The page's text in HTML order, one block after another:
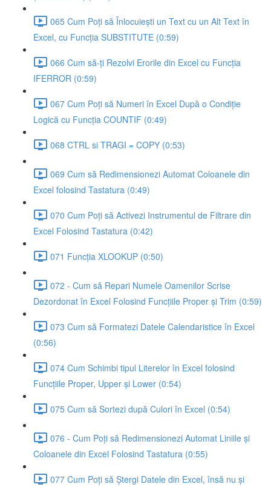
065 Cum Poți să Înlocuiești un Text cu un Alt Text în
Excel, cu Funcția SUBSTITUTE (0:59)
066 Cum să-ți Rezolvi Erorile din Excel cu Funcția
IFERROR (0:59)
067 Cum Poți să Numeri în Excel După o Condiție
Logică cu Funcția COUNTIF (0:49)
068 CTRL si TRAGI = COPY (0:53)
069 Cum să Redimensionezi Automat Coloanele din
Excel folosind Tastatura (0:49)
070 Cum Poți să Activezi Instrumentul de Filtrare din
Excel Folosind Tastatura (0:42)
071 Funcția XLOOKUP (0:50)
072 - Cum să Repari Numele Oamenilor Scrise
Dezordonat în Excel Folosind Funcțiile Proper și Trim (0:59)
073 Cum să Formatezi Datele Calendaristice în Excel
(0:56)
074 Cum Schimbi tipul Literelor în Excel folosind
Funcțiile Proper, Upper și Lower (0:54)
075 Cum să Sortezi după Culori în Excel (0:54)
076 - Cum Poți să Redimensionezi Automat Liniile și
Coloanele din Excel Folosind Tastatura (0:55)
077 Cum Poți să Ștergi Datele din Excel, însă nu și